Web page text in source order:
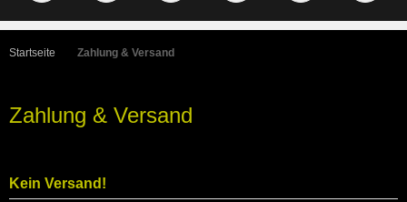
Startseite Zahlung & Versand
Zahlung & Versand
Kein Versand!